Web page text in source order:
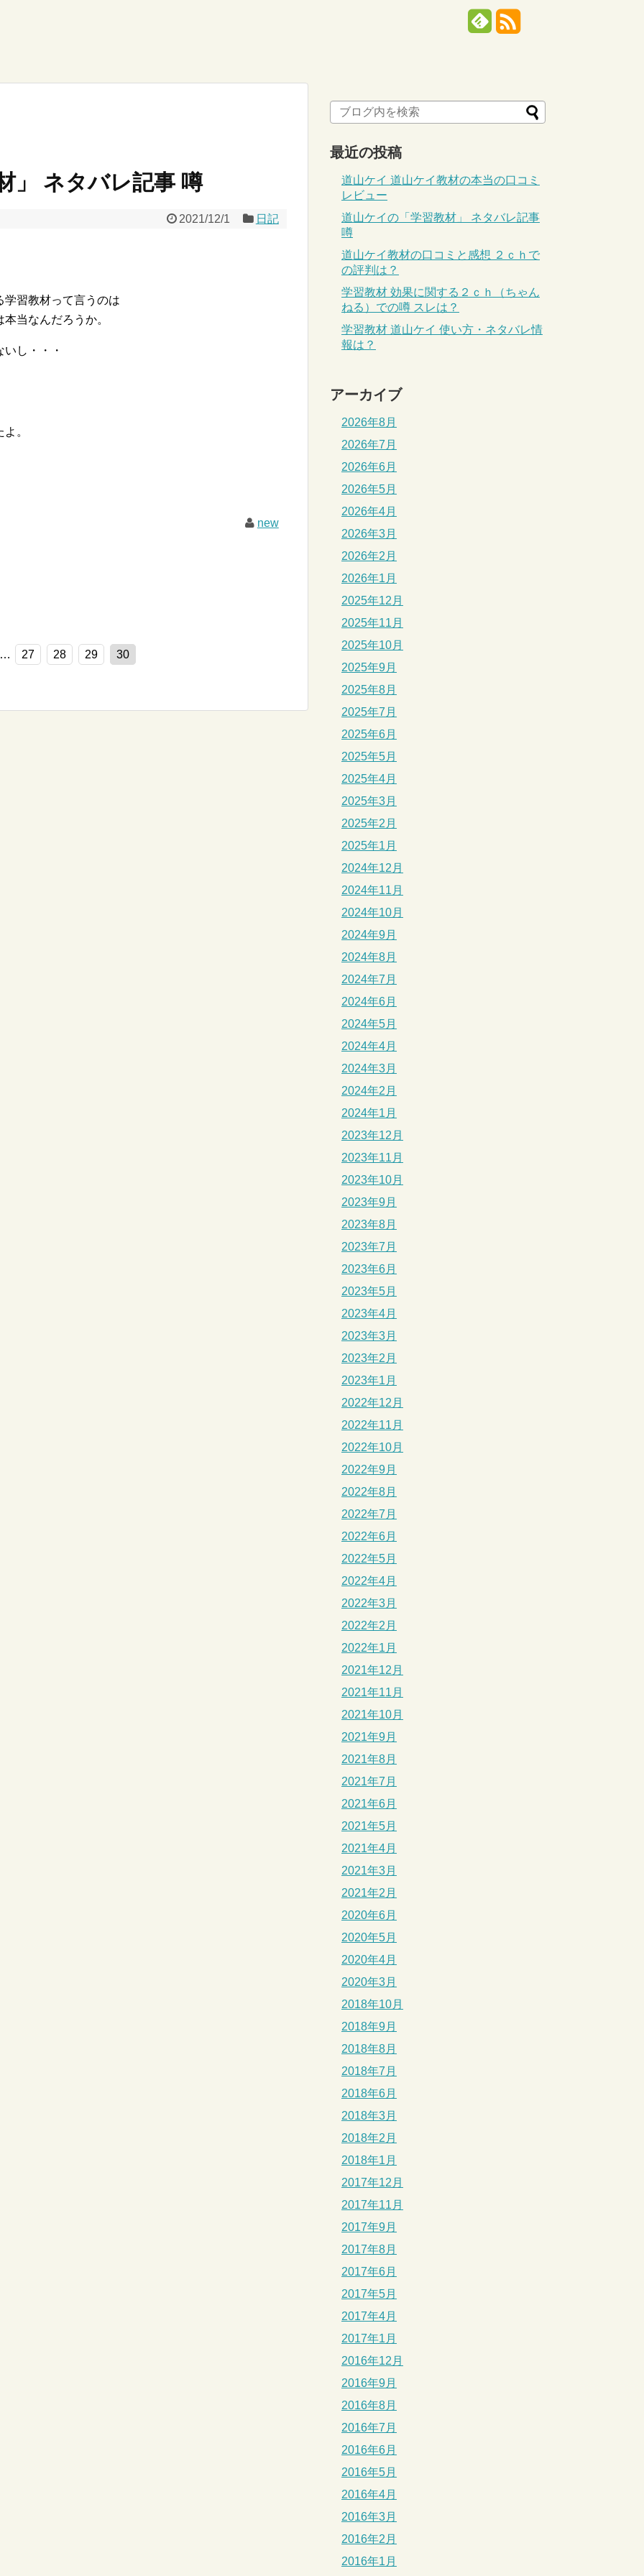
」 ネタバレ記事 噂
2021/12/1 日記
習教材って言うのは
当なんだろうか。
し・・・
。
new
27 28 29 30
最近の投稿
道山ケイ 道山ケイ教材の本当の口コミ
レビュー
道山ケイの「学習教材」 ネタバレ記事
噂
道山ケイ教材の口コミと感想 ２ｃｈで
の評判は？
学習教材 効果に関する２ｃｈ（ちゃん
ねる）での噂 スレは？
学習教材 道山ケイ 使い方・ネタバレ情
報は？
アーカイブ
2026年8月
2026年7月
2026年6月
2026年5月
2026年4月
2026年3月
2026年2月
2026年1月
2025年12月
2025年11月
2025年10月
2025年9月
2025年8月
2025年7月
2025年6月
2025年5月
2025年4月
2025年3月
2025年2月
2025年1月
2024年12月
2024年11月
2024年10月
2024年9月
2024年8月
2024年7月
2024年6月
2024年5月
2024年4月
2024年3月
2024年2月
2024年1月
2023年12月
2023年11月
2023年10月
2023年9月
2023年8月
2023年7月
2023年6月
2023年5月
2023年4月
2023年3月
2023年2月
2023年1月
2022年12月
2022年11月
2022年10月
2022年9月
2022年8月
2022年7月
2022年6月
2022年5月
2022年4月
2022年3月
2022年2月
2022年1月
2021年12月
2021年11月
2021年10月
2021年9月
2021年8月
2021年7月
2021年6月
2021年5月
2021年4月
2021年3月
2021年2月
2020年6月
2020年5月
2020年4月
2020年3月
2018年10月
2018年9月
2018年8月
2018年7月
2018年6月
2018年3月
2018年2月
2018年1月
2017年12月
2017年11月
2017年9月
2017年8月
2017年6月
2017年5月
2017年4月
2017年1月
2016年12月
2016年9月
2016年8月
2016年7月
2016年6月
2016年5月
2016年4月
2016年3月
2016年2月
2016年1月